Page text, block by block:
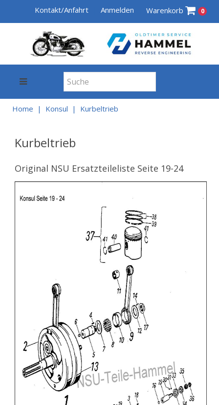
Kontakt/Anfahrt Anmelden Warenkorb 0
Home Konsul Kurbeltrieb
Kurbeltrieb
Original NSU Ersatzteileliste Seite 19-24